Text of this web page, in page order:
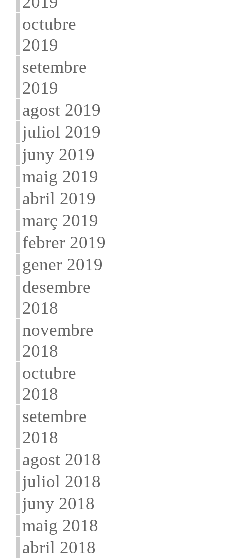
octubre
2019
setembre
2019
agost 2019
juliol 2019
juny 2019
maig 2019
abril 2019
març 2019
febrer 2019
gener 2019
desembre
2018
novembre
2018
octubre
2018
setembre
2018
agost 2018
juliol 2018
juny 2018
maig 2018
abril 2018